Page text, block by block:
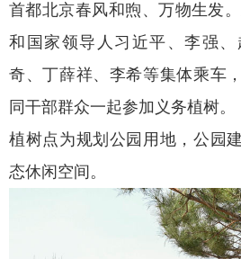
首都北京春风和煦、万物生发
和国家领导人习近平、李强
奇、丁薛祥、李希等集体乘车
同干部群众一起参加义务植树。
植树点为规划公园用地，公园
态休闲空间。